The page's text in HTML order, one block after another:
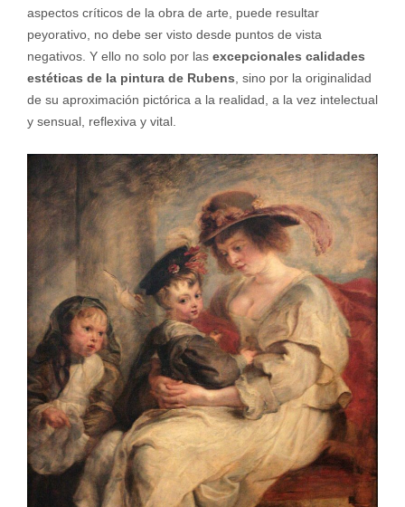
aspectos críticos de la obra de arte, puede resultar
peyorativo, no debe ser visto desde puntos de vista
negativos. Y ello no solo por las excepcionales calidades
estéticas de la pintura de Rubens , sino por la originalidad
de su aproximación pictórica a la realidad, a la vez intelectual
y sensual, reflexiva y vital.